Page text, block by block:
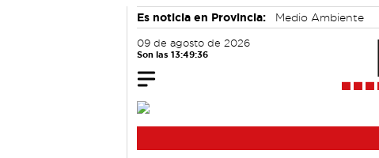
Es noticia en Provincia: Medio Ambiente
09 de agosto de 2026
Son las 13:49:36